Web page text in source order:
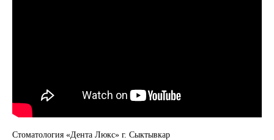
Стоматология «Дента Люкс» г. Сыктывкар